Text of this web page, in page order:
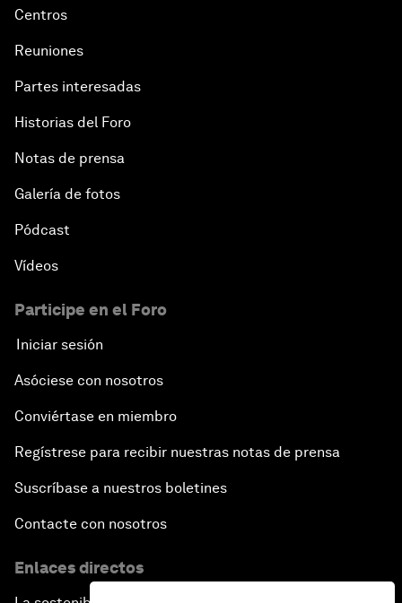
Centros
Reuniones
Partes interesadas
Historias del Foro
Notas de prensa
Galería de fotos
Pódcast
Vídeos
Participe en el Foro
Iniciar sesión
Asóciese con nosotros
Conviértase en miembro
Regístrese para recibir nuestras notas de prensa
Suscríbase a nuestros boletines
Contacte con nosotros
Enlaces directos